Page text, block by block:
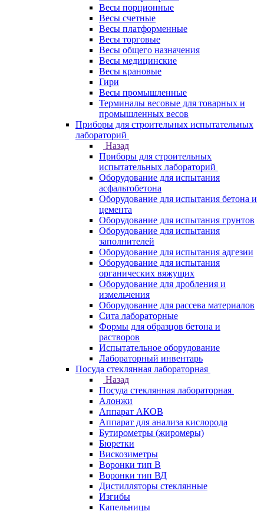
Весы порционные
Весы счетные
Весы платформенные
Весы торговые
Весы общего назначения
Весы медицинские
Весы крановые
Гири
Весы промышленные
Терминалы весовые для товарных и
промышленных весов
Приборы для строительных испытательных
лабораторий
Назад
Приборы для строительных
испытательных лабораторий
Оборудование для испытания
асфальтобетона
Оборудование для испытания бетона и
цемента
Оборудование для испытания грунтов
Оборудование для испытания
заполнителей
Оборудование для испытания адгезии
Оборудование для испытания
органических вяжущих
Оборудование для дробления и
измельчения
Оборудование для рассева материалов
Сита лабораторные
Формы для образцов бетона и
растворов
Испытательное оборудование
Лабораторный инвентарь
Посуда стеклянная лабораторная
Назад
Посуда стеклянная лабораторная
Алонжи
Аппарат АКОВ
Аппарат для анализа кислорода
Бутирометры (жиромеры)
Бюретки
Вискозиметры
Воронки тип В
Воронки тип ВД
Дистилляторы стеклянные
Изгибы
Капельницы